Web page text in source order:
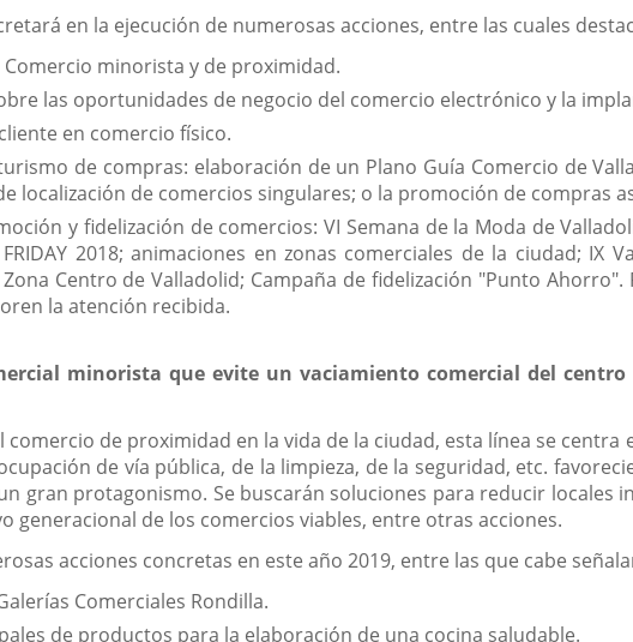
en la ejecución de numerosas acciones, entre las cuales
minorista y de proximidad.
las oportunidades de negocio del comercio electrónico y la
en comercio físico.
de compras: elaboración de un Plano Guía Comercio de
localización de comercios singulares; o la promoción de compras
y fidelización de comercios: VI Semana de la Moda de
2018; animaciones en zonas comerciales de la ciudad; IX
Centro de Valladolid; Campaña de fidelización "Punto
la atención recibida.
minorista que evite un vaciamiento comercial del
de proximidad en la vida de la ciudad, esta línea se
de vía pública, de la limpieza, de la seguridad, etc.
gran protagonismo. Se buscarán soluciones para reducir locales
generacional de los comercios viables, entre otras acciones.
acciones concretas en este año 2019, entre las que cabe
Comerciales Rondilla.
de productos para la elaboración de una cocina saludable.